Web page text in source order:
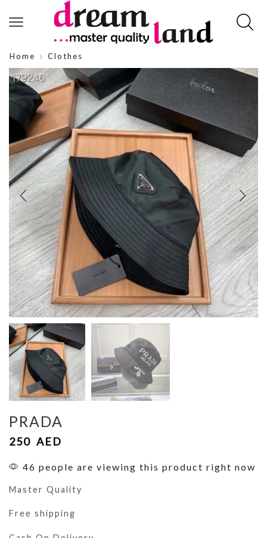
Home Clothes
PRADA
250 AED
46 people are viewing this product right now
Master Quality
Free shipping